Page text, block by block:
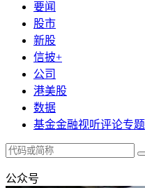
要闻
股市
新股
信披+
公司
港美股
数据
基金金融视听评论专题
公众号